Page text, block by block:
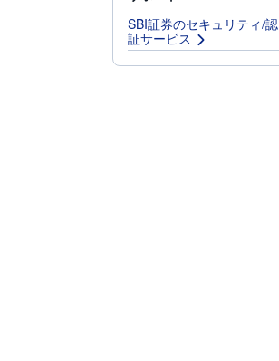
SBI証券のセキュリティ/認
証サービス